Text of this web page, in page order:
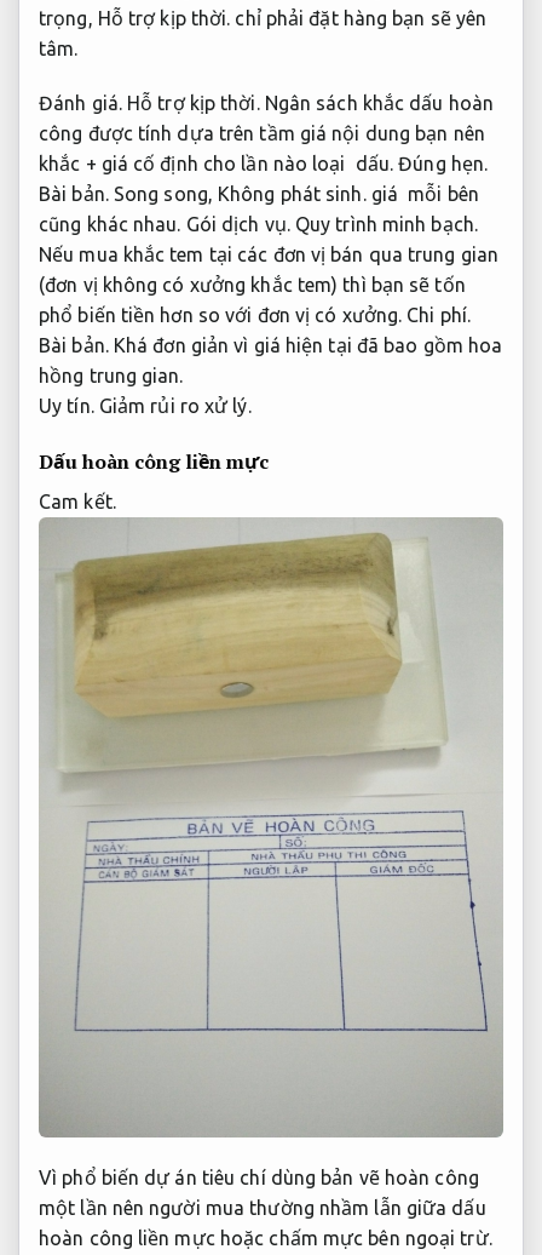
trọng, Hỗ trợ kịp thời. chỉ phải đặt hàng bạn sẽ yên
tâm.
Đánh giá. Hỗ trợ kịp thời.Ngân sách khắc dấu hoàn
công được tính dựa trên tầm giá nội dung bạn nên
khắc + giá cố định cho lần nào loại dấu.Đúng hẹn.
Bài bản.Song song, Không phát sinh.giá mỗi bên
cũng khác nhau. Gói dịch vụ. Quy trình minh bạch.
Nếu mua khắc tem tại các đơn vị bán qua trung gian
(đơn vị không có xưởng khắc tem) thì bạn sẽ tốn
phổ biến tiền hơn so với đơn vị có xưởng. Chi phí.
Bài bản.Khá đơn giản vì giá hiện tại đã bao gồm hoa
hồng trung gian.
Uy tín. Giảm rủi ro xử lý.
Dấu hoàn công liền mực
Cam kết.
Vì phổ biến dự án tiêu chí dùng bản vẽ hoàn công
một lần nên người mua thường nhầm lẫn giữa dấu
hoàn công liền mực hoặc chấm mực bên ngoại trừ.